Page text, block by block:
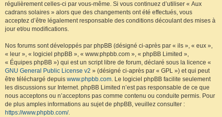
régulièrement celles-ci par vous-même. Si vous continuez d’utiliser « Aux
cadrans solaires » alors que des changements ont été effectués, vous
acceptez d’être légalement responsable des conditions découlant des mises à
jour et/ou modifications.
Nos forums sont développés par phpBB (désigné ci-après par « ils », « eux »,
« leur », « logiciel phpBB », « www.phpbb.com », « phpBB Limited »,
« Équipes phpBB ») qui est un script libre de forum, déclaré sous la licence «
GNU General Public License v2 » (désigné ci-après par « GPL ») et qui peut
être téléchargé depuis www.phpbb.com. Le logiciel phpBB facilite seulement
les discussions sur Internet. phpBB Limited n’est pas responsable de ce que
nous acceptons ou n’acceptons pas comme contenu ou conduite permis. Pour
de plus amples informations au sujet de phpBB, veuillez consulter :
https://www.phpbb.com/.